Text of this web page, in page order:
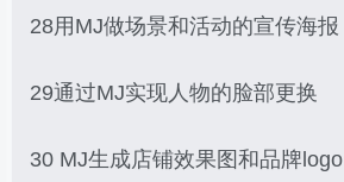
28用MJ做场景和活动的宣传海报
29通过MJ实现人物的脸部更换
30 MJ生成店铺效果图和品牌logo